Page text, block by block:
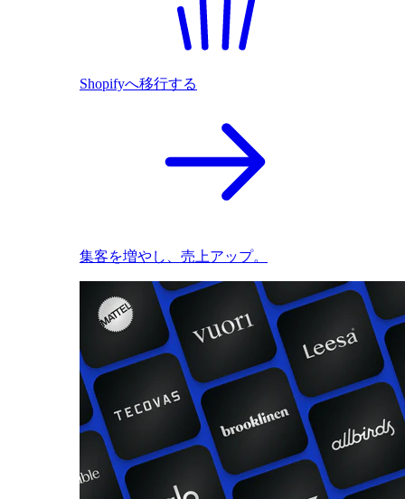
Shopifyへ移行する
集客を増やし、売上アップ。